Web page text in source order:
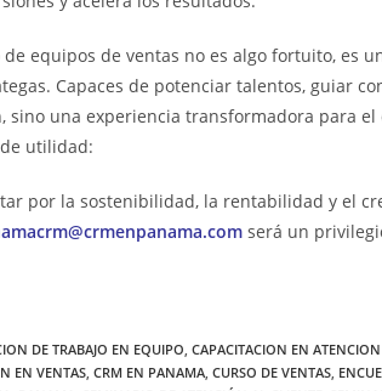
equipos de ventas no es algo fortuito, es
Capaces de potenciar talentos, guiar
sino una experiencia transformadora para
utilidad:
por la sostenibilidad, la rentabilidad y el
será un
DE TRABAJO EN EQUIPO CAPACITACION EN
EN VENTAS CRM EN PANAMA CURSO DE VENTAS